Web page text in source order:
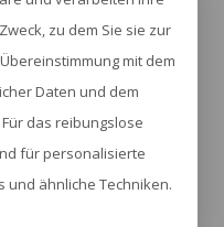
en lussen
zu dem Sie sie zur
mit dem
Daten und dem
das reibungslose
für personalisierte
und ähnliche Techniken.